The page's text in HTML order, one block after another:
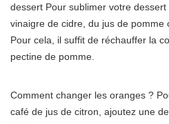
dessert Pour sublimer votre dessert
vinaigre de cidre, du jus de pomme
Pour cela, il suffit de réchauffer la
pectine de pomme.
Comment changer les oranges ?
café de jus de citron, ajoutez une